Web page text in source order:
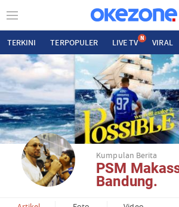
TERKINI TERPOPULER LIVE TV N VIRAL
Kumpulan Berita
PSM
Bandung.